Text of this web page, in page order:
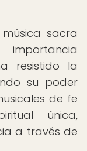
sacra
resistido la
su poder
de fe
única,
a través de